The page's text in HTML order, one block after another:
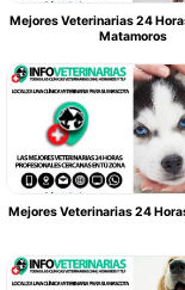
Mejores Veterinarias 24
Matamoros
Mejores Veterinarias 24